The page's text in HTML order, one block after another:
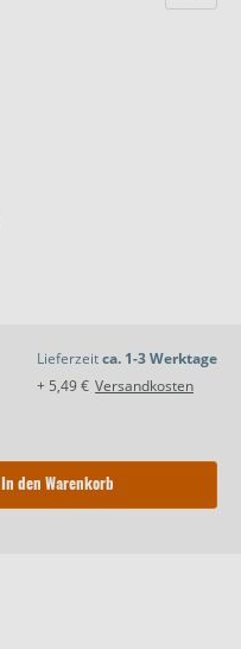
Lieferzeitca. 1-3 Werktage
+ 5,49 € Versandkosten
In den Warenkorb